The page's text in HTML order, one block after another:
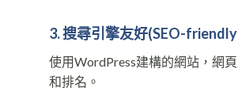
3. 搜尋引擎友好(SEO-
使用WordPress建構的網站，網
和排名。